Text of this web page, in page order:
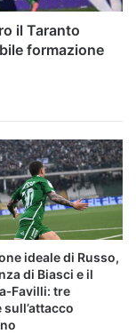
il Taranto
formazione
ideale di Russo,
di Biasci e il
tre